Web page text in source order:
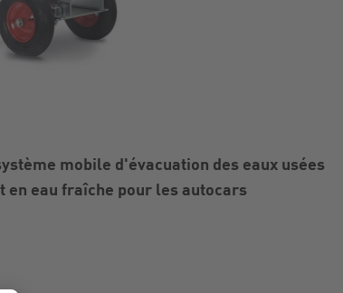
mobile d'évacuation des eaux usées
en eau fraîche pour les autocars